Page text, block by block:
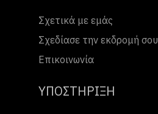
Σχετικά με εμάς
Σχεδίασε την εκδρομή σου
Επικοινωνία
ΥΠΟΣΤΗΡΙΞΗ